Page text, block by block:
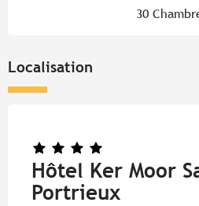
30
Localisation
Hôtel Ker Moor
Portrieux